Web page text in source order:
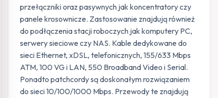
przełączniki oraz pasywnych jak koncentratory czy
panele krosownicze. Zastosowanie znajdują również
do podłączenia stacji roboczych jak komputery PC,
serwery sieciowe czy NAS. Kable dedykowane do
sieci Ethernet, xDSL, telefonicznych, 155/633 Mbps
ATM, 100 VG i LAN, 550 Broadband Video i Serial.
Ponadto patchcordy są doskonałym rozwiązaniem
do sieci 10/100/1000 Mbps. Przewody te znajdują